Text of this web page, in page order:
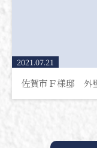
2021.07.21
佐賀市Ｆ様邸 外